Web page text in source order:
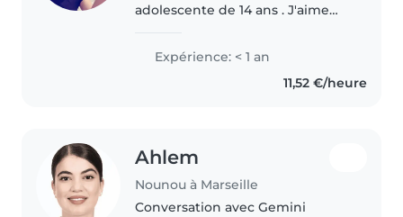
adolescente de 14 ans . J'aime
eux . J'ai déjà garder beaucoup
Expérience: < 1 an
11,52 €/heure
Ahlem
Nounou à Marseille
Conversation avec Gemini